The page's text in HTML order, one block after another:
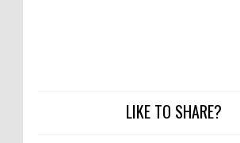
LIKE TO SHARE?